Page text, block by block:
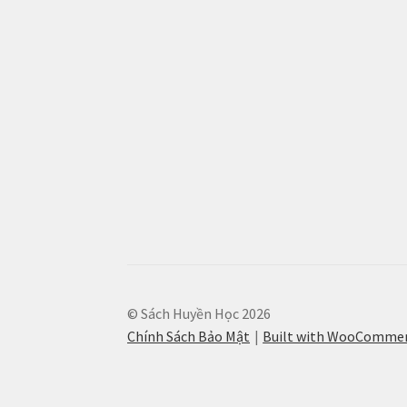
© Sách Huyền Học 2026
Chính Sách Bảo Mật
Built with